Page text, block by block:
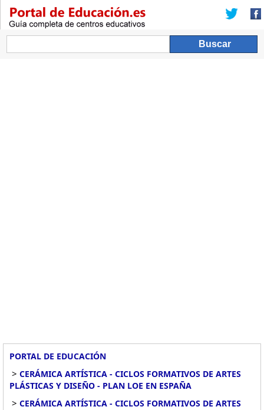
PORTAL DE EDUCACIÓN
> CERÁMICA ARTÍSTICA - CICLOS FORMATIVOS DE ARTES
PLÁSTICAS Y DISEÑO - PLAN LOE EN ESPAÑA
> CERÁMICA ARTÍSTICA - CICLOS FORMATIVOS DE ARTES